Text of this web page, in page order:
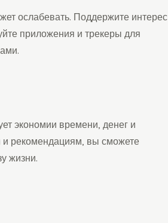
ослабевать. Поддержите интерес
приложения и трекеры для
экономии времени, денег и
рекомендациям, вы сможете
жизни.